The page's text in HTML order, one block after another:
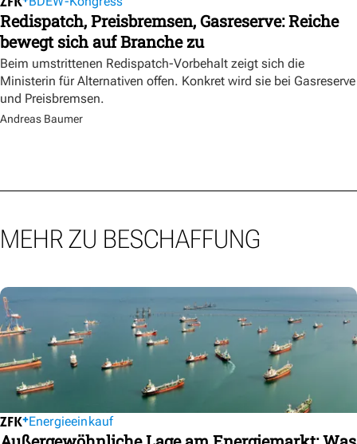
Redispatch, Preisbremsen, Gasreserve: Reiche
bewegt sich auf Branche zu
Beim umstrittenen Redispatch-Vorbehalt zeigt sich die
Ministerin für Alternativen offen. Konkret wird sie bei Gasreserve
und Preisbremsen.
Andreas Baumer
MEHR ZU BESCHAFFUNG
Energieeinkauf